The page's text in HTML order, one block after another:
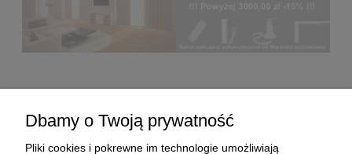
Napędy sterowane bezpotencjałowo DCT do karniszy Somfy
Dbamy o Twoją prywatność
Pliki cookies i pokrewne im technologie umożliwiają